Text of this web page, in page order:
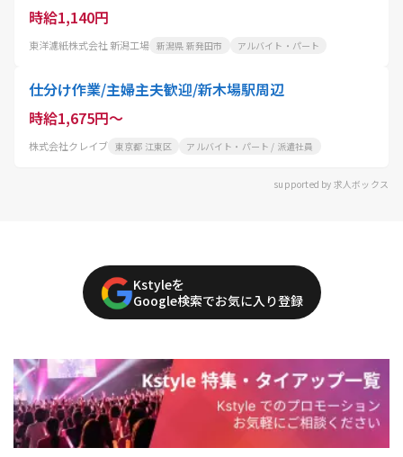
時給1,140円
東洋濾紙株式会社 新潟工場 新潟県 新発田市 アルバイト・パート
仕分け作業/主婦主夫歓迎/新木場駅周辺
時給1,675円～
株式会社クレイブ 東京都 江東区 アルバイト・パート / 派遣社員
supported by 求人ボックス
Kstyleを
Google検索でお気に入り登録